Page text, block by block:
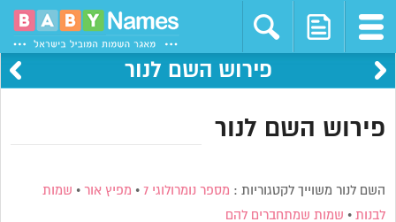
פירוש השם לנור
פירוש השם לנור
השם לנור משוייך לקטגוריות : מספר נומרולוגי 7 • מפיץ אור • שמות
לבנות • שמות שמתחברים להם